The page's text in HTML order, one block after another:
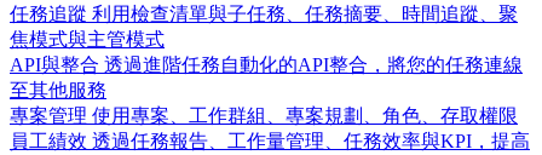
任務追蹤 利用檢查清單與子任務、任務摘要、時間追蹤、聚
焦模式與主管模式
API與整合 透過進階任務自動化的API整合，將您的任務連線
至其他服務
專案管理 使用專案、工作群組、專案規劃、角色、存取權限
員工績效 透過任務報告、工作量管理、任務效率與KPI，提高